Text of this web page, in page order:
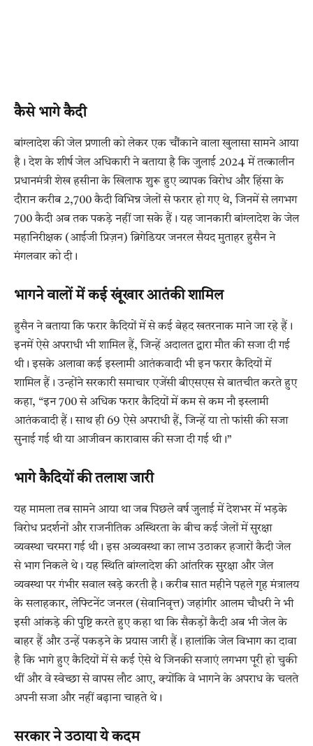
कैसे भागे कैदी
बांग्लादेश की जेल प्रणाली को लेकर एक चौंकाने वाला खुलासा सामने आया
है। देश के शीर्ष जेल अधिकारी ने बताया है कि जुलाई 2024 में तत्कालीन
प्रधानमंत्री शेख हसीना के खिलाफ शुरू हुए व्यापक विरोध और हिंसा के
दौरान करीब 2,700 कैदी विभिन्न जेलों से फरार हो गए थे, जिनमें से लगभग
700 कैदी अब तक पकड़े नहीं जा सके हैं। यह जानकारी बांग्लादेश के जेल
महानिरीक्षक (आईजी प्रिज़न) ब्रिगेडियर जनरल सैयद मुताहर हुसैन ने
मंगलवार को दी।
भागने वालों में कई खूंखार आतंकी शामिल
हुसैन ने बताया कि फरार कैदियों में से कई बेहद खतरनाक माने जा रहे हैं।
इनमें ऐसे अपराधी भी शामिल हैं, जिन्हें अदालत द्वारा मौत की सजा दी गई
थी। इसके अलावा कई इस्लामी आतंकवादी भी इन फरार कैदियों में
शामिल हैं। उन्होंने सरकारी समाचार एजेंसी बीएसएस से बातचीत करते हुए
कहा, “इन 700 से अधिक फरार कैदियों में कम से कम नौ इस्लामी
आतंकवादी हैं। साथ ही 69 ऐसे अपराधी हैं, जिन्हें या तो फांसी की सजा
सुनाई गई थी या आजीवन कारावास की सजा दी गई थी।”
भागे कैदियों की तलाश जारी
यह मामला तब सामने आया था जब पिछले वर्ष जुलाई में देशभर में भड़के
विरोध प्रदर्शनों और राजनीतिक अस्थिरता के बीच कई जेलों में सुरक्षा
व्यवस्था चरमरा गई थी। इस अव्यवस्था का लाभ उठाकर हजारों कैदी जेल
से भाग निकले थे। यह स्थिति बांग्लादेश की आंतरिक सुरक्षा और जेल
व्यवस्था पर गंभीर सवाल खड़े करती है। करीब सात महीने पहले गृह मंत्रालय
के सलाहकार, लेफ्टिनेंट जनरल (सेवानिवृत्त) जहांगीर आलम चौधरी ने भी
इसी आंकड़े की पुष्टि करते हुए कहा था कि सैकड़ों कैदी अब भी जेल के
बाहर हैं और उन्हें पकड़ने के प्रयास जारी हैं। हालांकि जेल विभाग का दावा
है कि भागे हुए कैदियों में से कई ऐसे थे जिनकी सजाएं लगभग पूरी हो चुकी
थीं और वे स्वेच्छा से वापस लौट आए, क्योंकि वे भागने के अपराध के चलते
अपनी सजा और नहीं बढ़ाना चाहते थे।
सरकार ने उठाया ये कदम